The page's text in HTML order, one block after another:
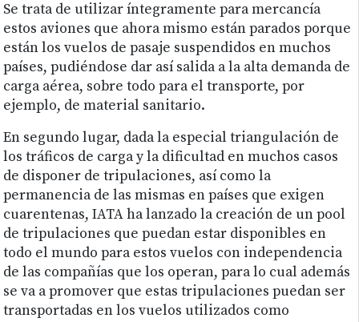
Se trata de utilizar íntegramente para mercancía
estos aviones que ahora mismo están parados porque
están los vuelos de pasaje suspendidos en muchos
países, pudiéndose dar así salida a la alta demanda de
carga aérea, sobre todo para el transporte, por
ejemplo, de material sanitario.
En segundo lugar, dada la especial triangulación de
los tráficos de carga y la dificultad en muchos casos
de disponer de tripulaciones, así como la
permanencia de las mismas en países que exigen
cuarentenas, IATA ha lanzado la creación de un pool
de tripulaciones que puedan estar disponibles en
todo el mundo para estos vuelos con independencia
de las compañías que los operan, para lo cual además
se va a promover que estas tripulaciones puedan ser
transportadas en los vuelos utilizados como